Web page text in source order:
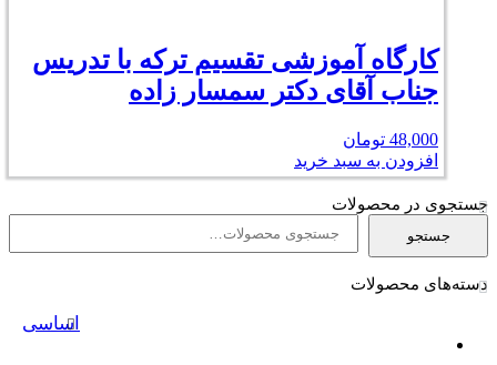
کارگاه آموزشی تقسیم ترکه با تدریس
جناب آقای دکتر سمسار زاده
48,000 تومان
افزودن به سبد خرید
جستجوی در محصولات
جستجو
جستجو
دسته‌های محصولات
اساسی